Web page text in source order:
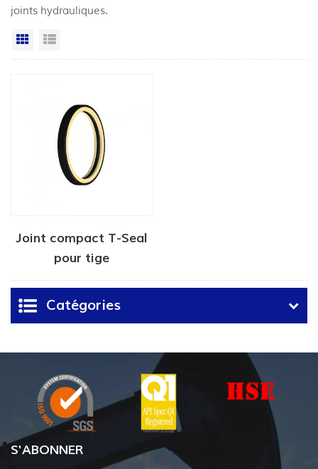
joints hydrauliques.
Grille
Joint compact T-Seal
pour tige
Catégories
S'ABONNER